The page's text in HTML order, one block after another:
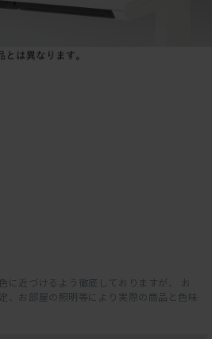
に近づけるよう徹底しておりますが、 お
、お部屋の照明等により実際の商品と色味